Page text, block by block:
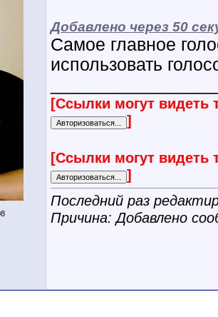
Добавлено через 50
Самое главное
использовать
[Ссылки могут видеть
]
[Ссылки могут видеть
]
Последний раз
Причина: Добавлено